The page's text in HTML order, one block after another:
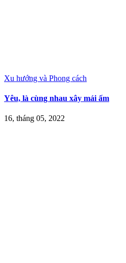
Xu hướng và Phong cách
Yêu, là cùng nhau xây mái ấm
16, tháng 05, 2022